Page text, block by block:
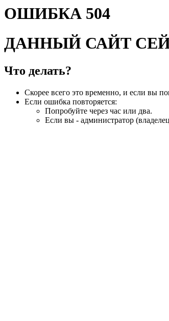
ОШИБКА 504
ДАННЫЙ САЙТ
Что делать?
Скорее всего это временно, и если вы
Если ошибка повторяется:
Попробуйте через час или два.
Если вы - администратор